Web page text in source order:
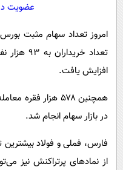
عضویت
افزایش یافت.
در بازار سهام انجام شد.
فارس، فملی و فولاد
از نمادهای پرتراکنش نیز